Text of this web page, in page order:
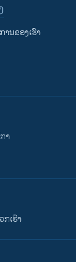
ານຂອງເຮົາ
າ
ເຮົາ